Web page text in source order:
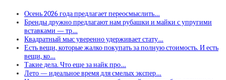
Осень 2026 года предлагает переосмыслить…
Бренды дружно предлагают нам рубашки и майки с упругими
вставками — тр…
Квадратный мыс уверенно удерживает стату…
Есть вещи, которые жалко покупать за полную стоимость. И есть
вещи, ко…
Такие дела. Что еще за найк про…
Лето — идеальное время для смелых экспер…